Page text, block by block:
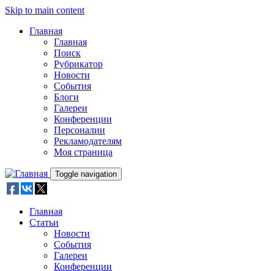
Skip to main content
Главная
Главная
Поиск
Рубрикатор
Новости
События
Блоги
Галереи
Конференции
Персоналии
Рекламодателям
Моя страница
Toggle navigation
Главная
Статьи
Новости
События
Галереи
Конференции